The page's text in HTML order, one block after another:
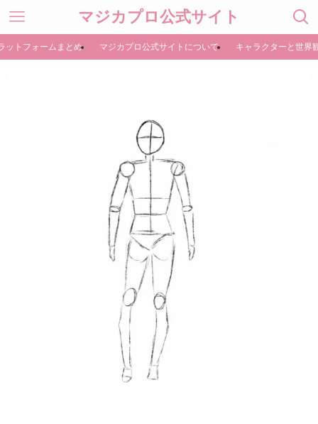
マジカプロ公式サイト
ットフォームまとめ マジカプロ公式サイトについて キャラクターと世界